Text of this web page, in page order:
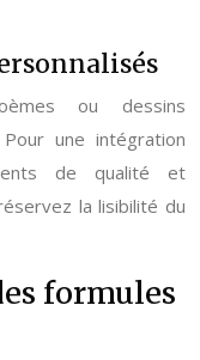
ou dessins
une intégration
de qualité et
la lisibilité du
formules